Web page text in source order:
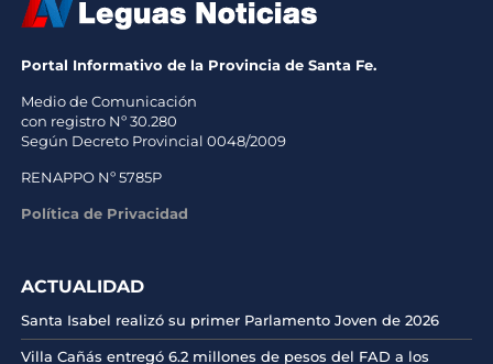
Portal Informativo de la Provincia de Santa Fe.
Medio de Comunicación
con registro Nº 30.280
Según Decreto Provincial 0048/2009
RENAPPO Nº 5785P
Política de Privacidad
ACTUALIDAD
Santa Isabel realizó su primer Parlamento Joven de 2026
Villa Cañás entregó 6.2 millones de pesos del FAD a los